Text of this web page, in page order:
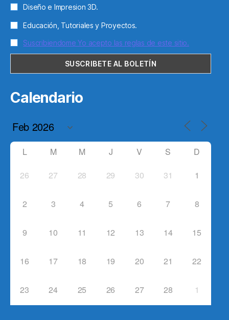
Diseño e Impresion 3D.
Educación, Tutoriales y Proyectos.
Suscribiendome Yo acepto las reglas de este sitio.
Calendario
L M M J V S D
26 27 28 29 30 31 1
2 3 4 5 6 7 8
9 10 11 12 13 14 15
16 17 18 19 20 21 22
23 24 25 26 27 28 1